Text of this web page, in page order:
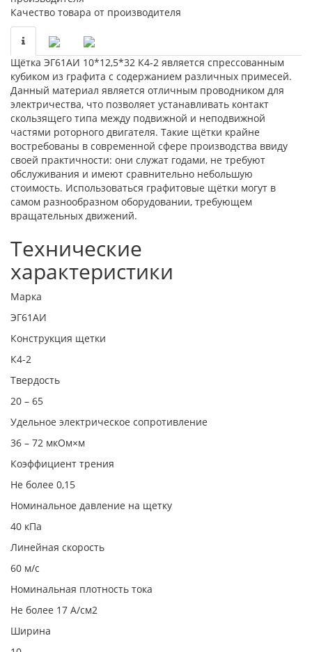
Качество товара от производителя
Щётка ЭГ61АИ 10*12,5*32 К4-2 является спрессованным
кубиком из графита с содержанием различных примесей.
Данный материал является отличным проводником для
электричества, что позволяет устанавливать контакт
скользящего типа между подвижной и неподвижной
частями роторного двигателя. Такие щётки крайне
востребованы в современной сфере производства ввиду
своей практичности: они служат годами, не требуют
обслуживания и имеют сравнительно небольшую
стоимость. Использоваться графитовые щётки могут в
самом разнообразном оборудовании, требующем
вращательных движений.
Технические
характеристики
Марка
ЭГ61АИ
Конструкция щетки
К4-2
Твердость
20 – 65
Удельное электрическое сопротивление
36 – 72 мкОм×м
Коэффициент трения
Не более 0,15
Номинальное давление на щетку
40 кПа
Линейная скорость
60 м/с
Номинальная плотность тока
Не более 17 А/см2
Ширина